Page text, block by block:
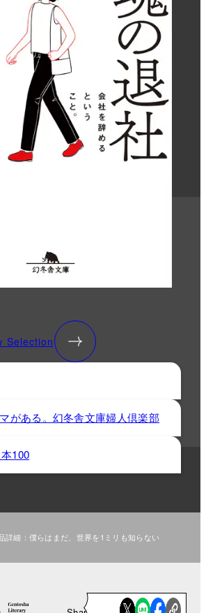
Selection
がある。幻冬舎文庫婦人倶楽部
100
詳細：僕らはまだ、世界を1ミリも知らない